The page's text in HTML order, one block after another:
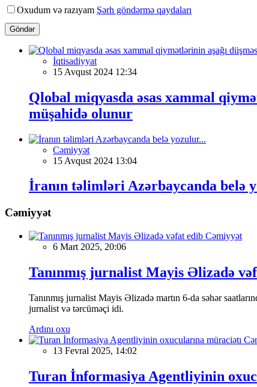
Oxudum və razıyam Şərh göndərmə qaydaları
Göndər
İqtisadiyyat
15 Avqust 2024 12:34
Qlobal miqyasda əsas xammal
müşahidə olunur
Cəmiyyət
15 Avqust 2024 13:04
İranın təlimləri Azərbaycanda belə
Cəmiyyət
Cəmiyyət
6 Mart 2025, 20:06
Tanınmış jurnalist Mayis Əlizadə
Tanınmış jurnalist Mayis Əlizadə martın 6-da səhər
jurnalist və tərcüməçi idi.
Ardını oxu
13 Fevral 2025, 14:02
Turan İnformasiya Agentliyinin